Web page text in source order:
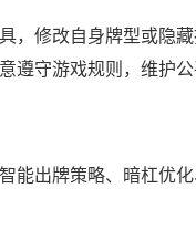
，修改自身牌型或隐
遵守游戏规则，维护公
能出牌策略、暗杠优